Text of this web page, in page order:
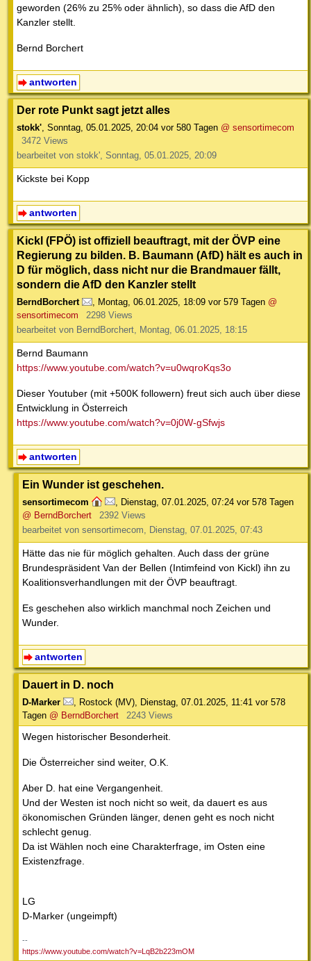
geworden (26% zu 25% oder ähnlich), so dass die AfD den
Kanzler stellt.
Bernd Borchert
antworten
Der rote Punkt sagt jetzt alles
stokk', Sonntag, 05.01.2025, 20:04 vor 580 Tagen @ sensortimecom
3472 Views
bearbeitet von stokk', Sonntag, 05.01.2025, 20:09
Kickste bei Kopp
antworten
Kickl (FPÖ) ist offiziell beauftragt, mit der ÖVP eine
Regierung zu bilden. B. Baumann (AfD) hält es auch in
D für möglich, dass nicht nur die Brandmauer fällt,
sondern die AfD den Kanzler stellt
BerndBorchert , Montag, 06.01.2025, 18:09 vor 579 Tagen @
sensortimecom
2298 Views
bearbeitet von BerndBorchert, Montag, 06.01.2025, 18:15
Bernd Baumann
https://www.youtube.com/watch?v=u0wqroKqs3o
Dieser Youtuber (mit +500K followern) freut sich auch über diese
Entwicklung in Österreich
https://www.youtube.com/watch?v=0j0W-gSfwjs
antworten
Ein Wunder ist geschehen.
sensortimecom Dienstag, 07.01.2025, 07:24 vor 578 Tagen
@ BerndBorchert
2392 Views
bearbeitet von sensortimecom, Dienstag, 07.01.2025, 07:43
Hätte das nie für möglich gehalten. Auch dass der grüne
Brundespräsident Van der Bellen (Intimfeind von Kickl) ihn zu
Koalitionsverhandlungen mit der ÖVP beauftragt.
Es geschehen also wirklich manchmal noch Zeichen und
Wunder.
antworten
Dauert in D. noch
D-Marker Rostock (MV) Dienstag, 07.01.2025, 11:41 vor 578
Tagen @ BerndBorchert 2243 Views
Wegen historischer Besonderheit.
Die Österreicher sind weiter, O.K.
Aber D. hat eine Vergangenheit.
Und der Westen ist noch nicht so weit, da dauert es aus
ökonomischen Gründen länger, denen geht es noch nicht
schlecht genug.
Da ist Wählen noch eine Charakterfrage, im Osten eine
Existenzfrage.
LG
D-Marker (ungeimpft)
--
https://www.youtube.com/watch?v=LqB2b223mOM